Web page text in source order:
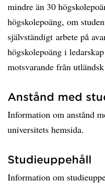
mindre än 30
högskolepoäng, om
självständigt arbete på
högskolepoäng i
motsvarande från
Anstånd med
Information om anstånd
universitets hemsida.
Studieuppehåll
Information om